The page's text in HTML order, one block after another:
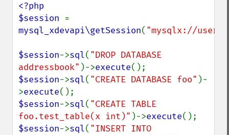
<?php
$session
mysql_xdevapi\getSession( "mysqlx://
$session->sql( "DROP DATABASE
addressbook" )->execute
$session->sql( "CREATE DATABASE foo" )-
>execute
$session->sql( "CREATE TABLE
foo.test_table(x int)" )->execute
$session->sql( "INSERT INTO